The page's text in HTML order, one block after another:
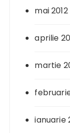
mai 2012
aprilie
martie
ianuarie